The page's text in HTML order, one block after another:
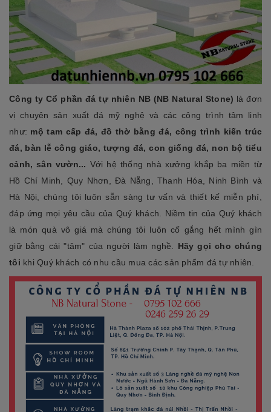
Công ty Cổ phần đá tự nhiên NB (NB Natural Stone) là đơn
vị chuyên sản xuất đá mỹ nghệ và các công trình tâm linh
như: mộ tam cấp đá, đồ thờ bằng đá, công trình kiến trúc
đá, bàn lễ công giáo, tượng đá, con giống đá, non bộ tiểu
cảnh, sân vườn... Với hệ thống nhà xưởng khắp ba miền từ
Hồ Chí Minh, Quy Nhơn, Đà Nẵng, Thanh Hóa, Ninh Bình và
Hà Nội, chúng tôi luôn sẵn sàng tư vấn và thiết kế miễn phí,
đáp ứng mọi yêu cầu của Quý khách. Niềm tin của Quý khách
là món quà vô giá mà chúng tôi luôn cố gắng hết mình gìn
giữ bằng cái "tâm" của người làm nghề. Hãy gọi cho chúng
tôi khi Quý khách có nhu cầu mua các sản phẩm đá tự nhiên.